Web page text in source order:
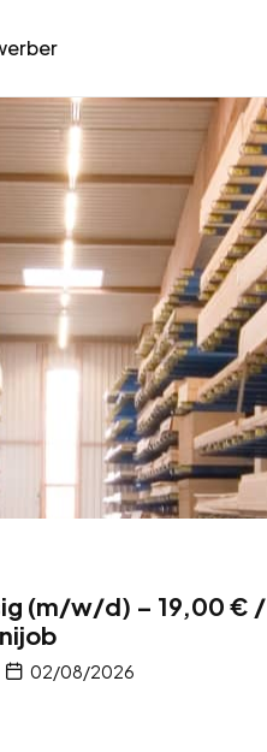
(m/w/d) – 19,00 € /
02/08/2026